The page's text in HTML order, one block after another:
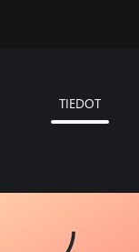
TIEDOT